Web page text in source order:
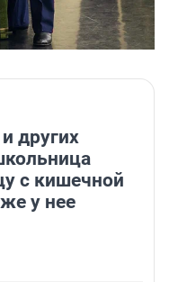
других
с кишечной
у нее